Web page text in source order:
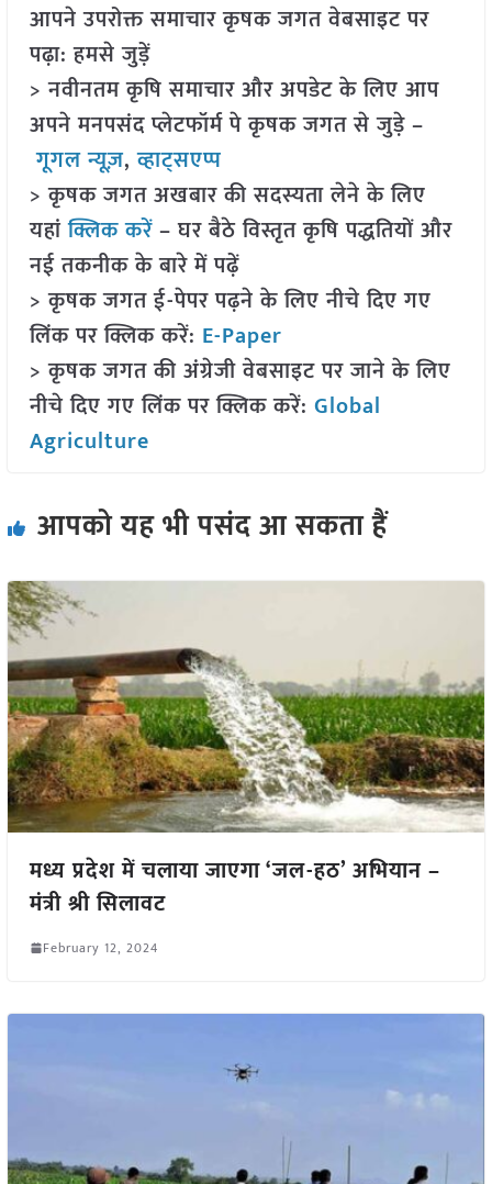
आपने उपरोक्त समाचार कृषक जगत वेबसाइट पर
पढ़ा: हमसे जुड़ें
> नवीनतम कृषि समाचार और अपडेट के लिए आप
अपने मनपसंद प्लेटफॉर्म पे कृषक जगत से जुड़े –
गूगल न्यूज़,व्हाट्सएप्प
> कृषक जगत अखबार की सदस्यता लेने के लिए
यहांक्लिक करें– घर बैठे विस्तृत कृषि पद्धतियों और
नई तकनीक के बारे में पढ़ें
> कृषक जगत ई-पेपर पढ़ने के लिए नीचे दिए गए
लिंक पर क्लिक करें: E-Paper
> कृषक जगत की अंग्रेजी वेबसाइट पर जाने के लिए
नीचे दिए गए लिंक पर क्लिक करें: Global
Agriculture
आपको यह भी पसंद आ सकता हैं
मध्य प्रदेश में चलाया जाएगा ‘जल-हठ’ अभियान –
मंत्री श्री सिलावट
February 12, 2024